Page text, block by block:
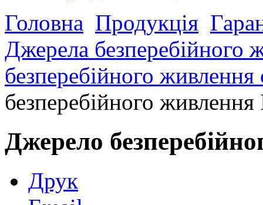
Головна Продукція
Джерела безперебійного
безперебійного
безперебійного
Джерело
Друк